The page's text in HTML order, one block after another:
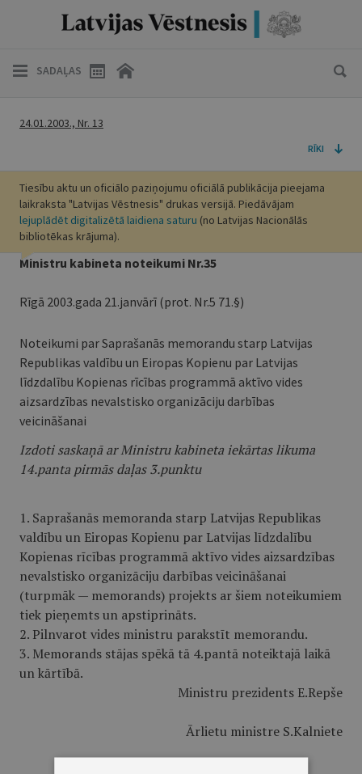
SADAĻAS
24.01.2003., Nr. 13
RĪKI
Tiesību aktu un oficiālo paziņojumu oficiālā publikācija pieejama
laikraksta "Latvijas Vēstnesis" drukas versijā. Piedāvājam
lejuplādēt digitalizētā laidiena saturu (no Latvijas Nacionālās
bibliotēkas krājuma).
Ministru kabineta noteikumi Nr.35
Rīgā 2003.gada 21.janvārī (prot. Nr.5 71.§)
Noteikumi par Saprašanās memorandu starp Latvijas
Republikas valdību un Eiropas Kopienu par Latvijas
līdzdalību Kopienas rīcības programmā aktīvo vides
aizsardzības nevalstisko organizāciju darbības
veicināšanai
Izdoti saskaņā ar Ministru kabineta iekārtas likuma
14.panta pirmās daļas 3.punktu
1. Saprašanās memoranda starp Latvijas Republikas
valdību un Eiropas Kopienu par Latvijas līdzdalību
Kopienas rīcības programmā aktīvo vides aizsardzības
nevalstisko organizāciju darbības veicināšanai
(turpmāk — memorands) projekts ar šiem noteikumiem
tiek pieņemts un apstiprināts.
2. Pilnvarot vides ministru parakstīt memorandu.
3. Memorands stājas spēkā tā 4.pantā noteiktajā laikā
un kārtībā.
Ministru prezidents E.Repše
Ārlietu ministre S.Kalniete